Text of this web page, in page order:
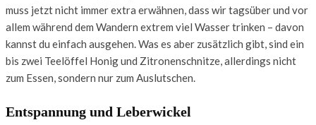
muss jetzt nicht immer extra erwähnen, dass wir tagsüber und vor
allem während dem Wandern extrem viel Wasser trinken – davon
kannst du einfach ausgehen. Was es aber zusätzlich gibt, sind ein
bis zwei Teelöffel Honig und Zitronenschnitze, allerdings nicht
zum Essen, sondern nur zum Auslutschen.
Entspannung und Leberwickel